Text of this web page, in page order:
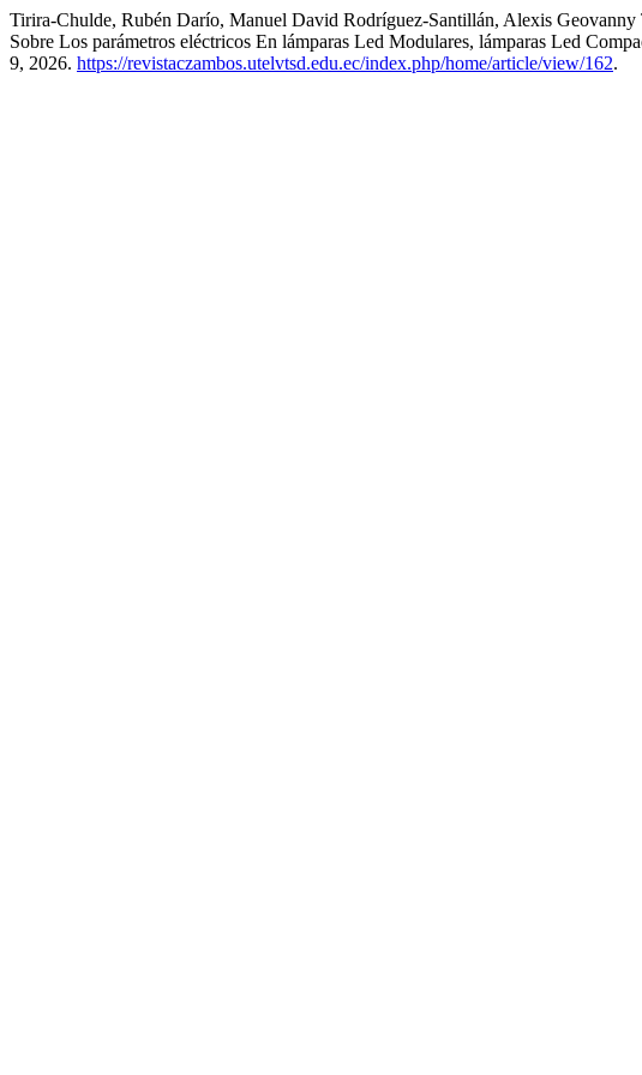
Tirira-Chulde, Rubén Darío, Manuel David Rodríguez-Santillán, Alexis
Sobre Los parámetros eléctricos En lámparas Led Modulares, lámparas Led
9, 2026. https://revistaczambos.utelvtsd.edu.ec/index.php/home/article/view/162.